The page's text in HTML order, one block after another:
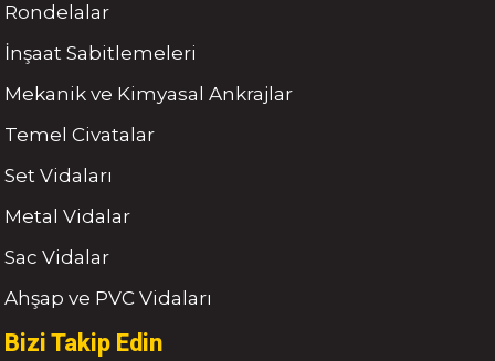
Rondelalar
İnşaat Sabitlemeleri
Mekanik ve Kimyasal Ankrajlar
Temel Civatalar
Set Vidaları
Metal Vidalar
Sac Vidalar
Ahşap ve PVC Vidaları
Bizi Takip Edin